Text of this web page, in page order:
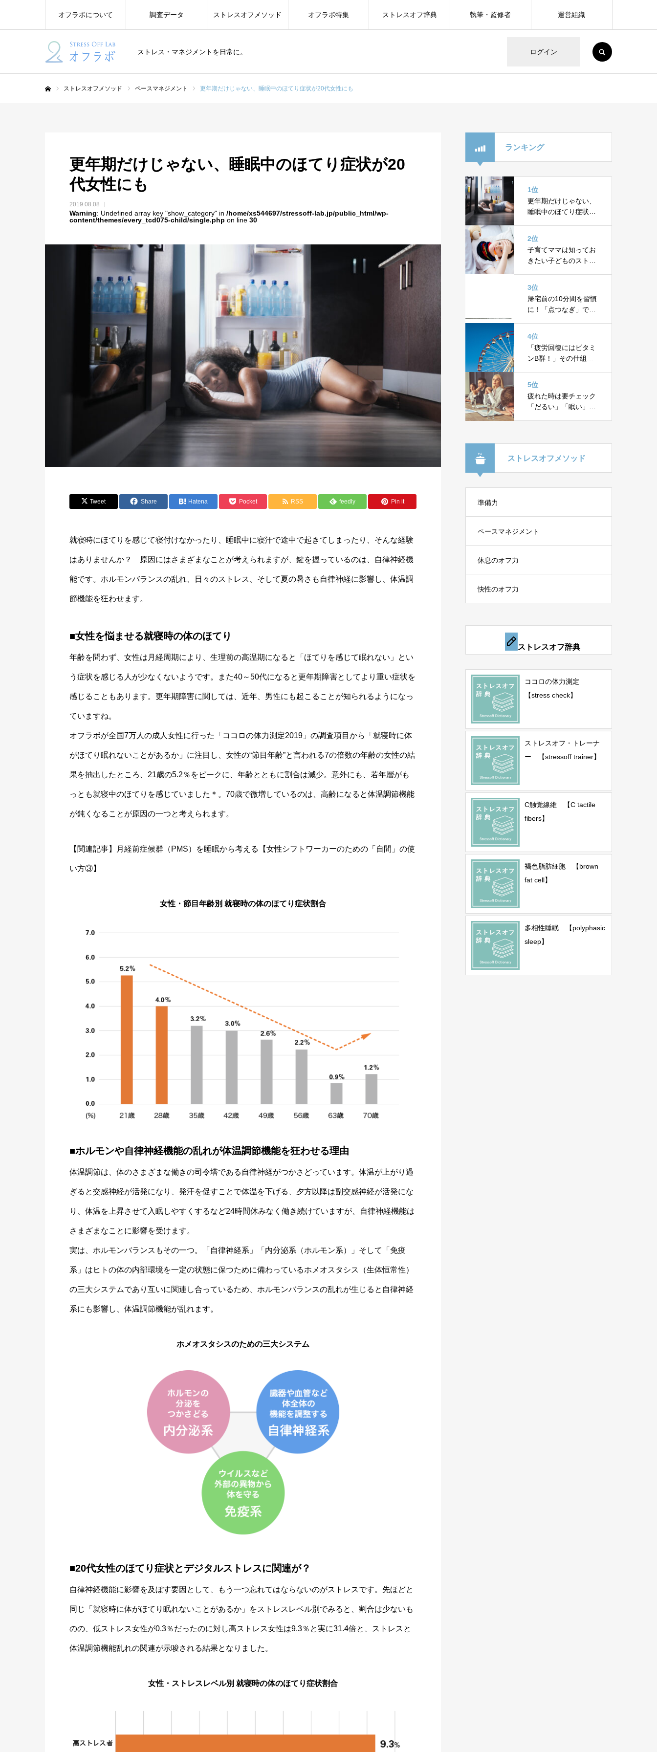
ストレス・マネジメントを日常に。 ログイン
オフラボについて 調査データ ストレスオフメソッド オフラボ特集 ストレスオフ辞典 執筆・監修者 運営組織
ストレスオフメソッド ペースマネジメント 更年期だけじゃない、睡眠中のほてり症状が20代女性にも
更年期だけじゃない、睡眠中のほてり症状が20
代女性にも
2019.08.08
Warning: Undefined array key "show_category" in /home/xs544697/stressoff-lab.jp/public_html/wp-
content/themes/every_tcd075-child/single.php on line 30
Tweet Share Hatena Pocket RSS feedly Pin it
就寝時にほてりを感じて寝付けなかったり、睡眠中に寝汗で途中で起きてしまったり、そんな経験
はありませんか？ 原因にはさまざまなことが考えられますが、鍵を握っているのは、自律神経機
能です。ホルモンバランスの乱れ、日々のストレス、そして夏の暑さも自律神経に影響し、体温調
節機能を狂わせます。
■女性を悩ませる就寝時の体のほてり
年齢を問わず、女性は月経周期により、生理前の高温期になると「ほてりを感じて眠れない」とい
う症状を感じる人が少なくないようです。また40～50代になると更年期障害としてより重い症状を
感じることもあります。更年期障害に関しては、近年、男性にも起こることが知られるようになっ
ていますね。
オフラボが全国7万人の成人女性に行った「ココロの体力測定2019」の調査項目から「就寝時に体
がほてり眠れないことがあるか」に注目し、女性の“節目年齢”と言われる7の倍数の年齢の女性の結
果を抽出したところ、21歳の5.2％をピークに、年齢とともに割合は減少。意外にも、若年層がも
っとも就寝中のほてりを感じていました＊。70歳で微増しているのは、高齢になると体温調節機能
が鈍くなることが原因の一つと考えられます。
【関連記事】 月経前症候群（PMS）を睡眠から考える【女性シフトワーカーのための「自間」の使
い方③】
女性・節目年齢別 就寝時の体のほてり症状割合
■ホルモンや自律神経機能の乱れが体温調節機能を狂わせる理由
体温調節は、体のさまざまな働きの司令塔である自律神経がつかさどっています。体温が上がり過
ぎると交感神経が活発になり、発汗を促すことで体温を下げる、夕方以降は副交感神経が活発にな
り、体温を上昇させて入眠しやすくするなど24時間休みなく働き続けていますが、自律神経機能は
さまざまなことに影響を受けます。
実は、ホルモンバランスもその一つ。「自律神経系」「内分泌系（ホルモン系）」そして「免疫
系」はヒトの体の内部環境を一定の状態に保つために備わっているホメオスタシス（生体恒常性）
の三大システムであり互いに関連し合っているため、ホルモンバランスの乱れが生じると自律神経
系にも影響し、体温調節機能が乱れます。
ホメオスタシスのための三大システム
■20代女性のほてり症状とデジタルストレスに関連が？
自律神経機能に影響を及ぼす要因として、もう一つ忘れてはならないのがストレスです。先ほどと
同じ「就寝時に体がほてり眠れないことがあるか」をストレスレベル別でみると、割合は少ないも
のの、低ストレス女性が0.3％だったのに対し高ストレス女性は9.3％と実に31.4倍と、ストレスと
体温調節機能乱れの関連が示唆される結果となりました。
女性・ストレスレベル別 就寝時の体のほてり症状割合
ランキング
1位
更年期だけじゃない、
睡眠中のほてり症状が
2位
子育てママは知ってお
きたい子どものストレ
3位
帰宅前の10分間を習慣
に！「点つなぎ」で脳
4位
「疲労回復にはビタミ
ンB群！」その仕組み
5位
疲れた時は要チェック
「だるい」「眠い」
ストレスオフメソッド
準備力
ペースマネジメント
休息のオフ力
快性のオフ力
ストレスオフ辞典
ココロの体力測定
【stress check】
ストレスオフ・トレーナ
ー 【stressoff trainer】
C触覚線維 【C tactile
fibers】
褐色脂肪細胞 【brown
fat cell】
多相性睡眠 【polyphasic
sleep】